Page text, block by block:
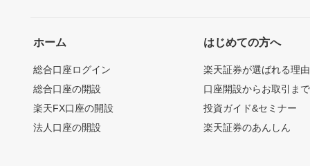
ホーム
総合口座ログイン
総合口座の開設
楽天FX口座の開設
法人口座の開設
はじめての方へ
楽天証券が選ばれる理由
口座開設からお取引ま
投資ガイド&セミナー
楽天証券のあんしん